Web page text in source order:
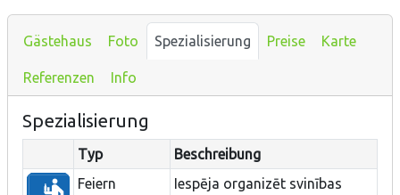
Gästehaus Foto Spezialisierung Preise Karte
Referenzen Info
Spezialisierung
Typ
Beschreibung
Feiern
Iespēja organizēt svinības